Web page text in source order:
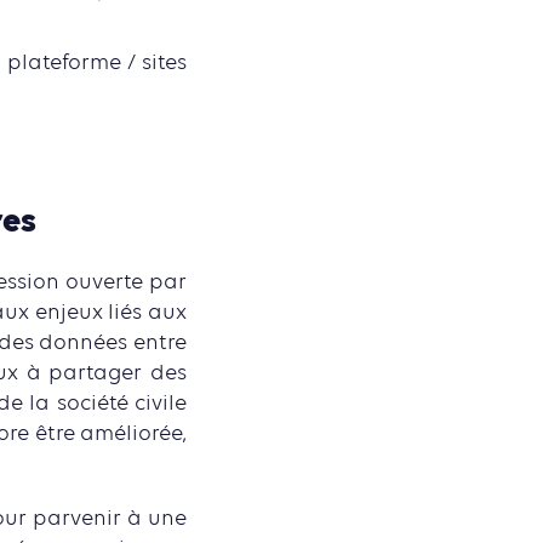
plateforme / sites
ouverte par
enjeux liés aux
données entre
à partager des
la société civile
être améliorée,
parvenir à une